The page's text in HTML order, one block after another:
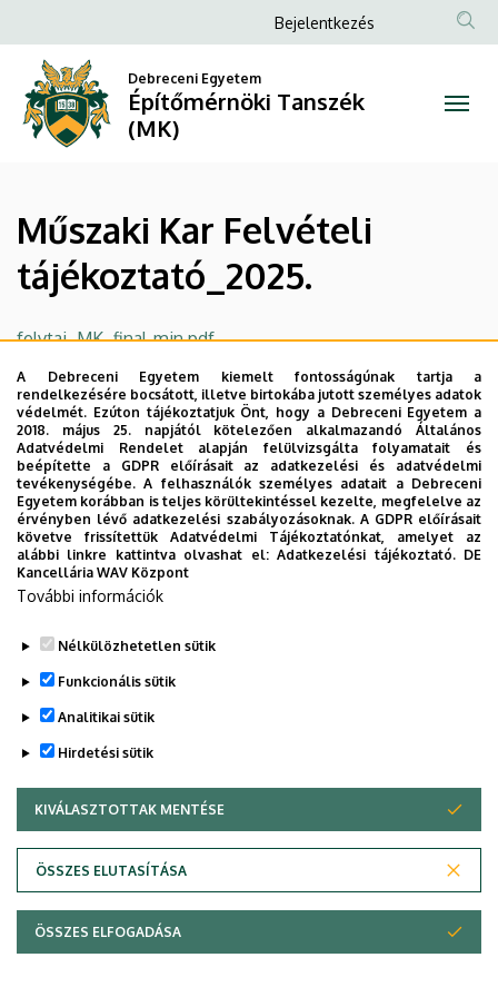
Kar
Felvételi
tájékoztató_2025.
Építőmérnöki
Tanszék
(MK)
a
tartalomra
Anonim
menüje
Bejelentkezés
Debreceni Egyetem
Építőmérnöki Tanszék
(MK)
Műszaki Kar Felvételi
tájékoztató_2025.
felvtaj_MK_final-min.pdf
Legutóbbi frissítés: 2025. 01. 22. 10:13
Adatvédelem
Szerzői jog © 2026 Unideb
A Debreceni Egyetem kiemelt fontosságúnak tartja a
rendelkezésére bocsátott, illetve birtokába jutott személyes adatok
védelmét. Ezúton tájékoztatjuk Önt, hogy a Debreceni Egyetem a
2018. május 25. napjától kötelezően alkalmazandó Általános
Adatvédelmi Rendelet alapján felülvizsgálta folyamatait és
beépítette a GDPR előírásait az adatkezelési és adatvédelmi
tevékenységébe. A felhasználók személyes adatait a Debreceni
Egyetem korábban is teljes körültekintéssel kezelte, megfelelve az
érvényben lévő adatkezelési szabályozásoknak. A GDPR előírásait
követve frissítettük Adatvédelmi Tájékoztatónkat, amelyet az
alábbi linkre kattintva olvashat el:Adatkezelési tájékoztató. DE
Kancellária WAV Központ
További információk
Nélkülözhetetlen sütik
Funkcionális sütik
Analitikai sütik
Hirdetési sütik
KIVÁLASZTOTTAK MENTÉSE
ÖSSZES ELUTASÍTÁSA
WITHDRAW CONSENT
ÖSSZES ELFOGADÁSA